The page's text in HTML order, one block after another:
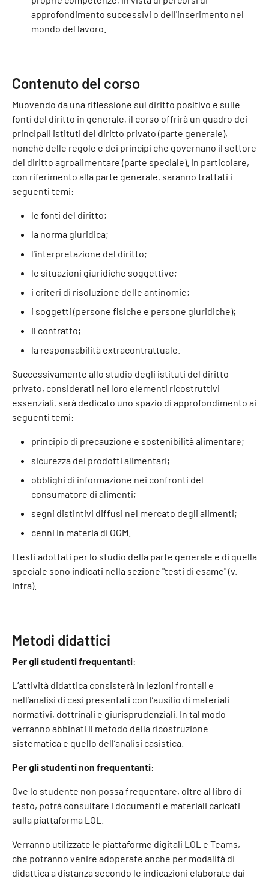
approfondimento successivi o dell'inserimento nel
mondo del lavoro.
Contenuto del corso
Muovendo da una riflessione sul diritto positivo e sulle
fonti del diritto in generale, il corso offrirà un quadro dei
principali istituti del diritto privato (parte generale),
nonché delle regole e dei princìpi che governano il settore
del diritto agroalimentare (parte speciale). In particolare,
con riferimento alla parte generale, saranno trattati i
seguenti temi:
le fonti del diritto;
la norma giuridica;
l’interpretazione del diritto;
le situazioni giuridiche soggettive;
i criteri di risoluzione delle antinomie;
i soggetti (persone fisiche e persone giuridiche);
il contratto;
la responsabilità extracontrattuale.
Successivamente allo studio degli istituti del diritto
privato, considerati nei loro elementi ricostruttivi
essenziali, sarà dedicato uno spazio di approfondimento ai
seguenti temi:
principio di precauzione e sostenibilità alimentare;
sicurezza dei prodotti alimentari;
obblighi di informazione nei confronti del
consumatore di alimenti;
segni distintivi diffusi nel mercato degli alimenti;
cenni in materia di OGM.
I testi adottati per lo studio della parte generale e di quella
speciale sono indicati nella sezione "testi di esame" (v.
infra).
Metodi didattici
Per gli studenti frequentanti:
L’attività didattica consisterà in lezioni frontali e
nell’analisi di casi presentati con l’ausilio di materiali
normativi, dottrinali e giurisprudenziali. In tal modo
verranno abbinati il metodo della ricostruzione
sistematica e quello dell’analisi casistica.
Per gli studenti non frequentanti:
Ove lo studente non possa frequentare, oltre al libro di
testo, potrà consultare i documenti e materiali caricati
sulla piattaforma LOL.
Verranno utilizzate le piattaforme digitali LOL e Teams,
che potranno venire adoperate anche per modalità di
didattica a distanza secondo le indicazioni elaborate dai